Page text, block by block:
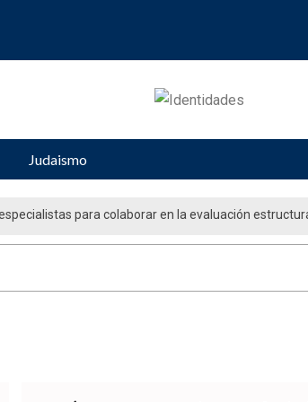
Judaismo
judío: “El gobierno aprobó por unanimidad un